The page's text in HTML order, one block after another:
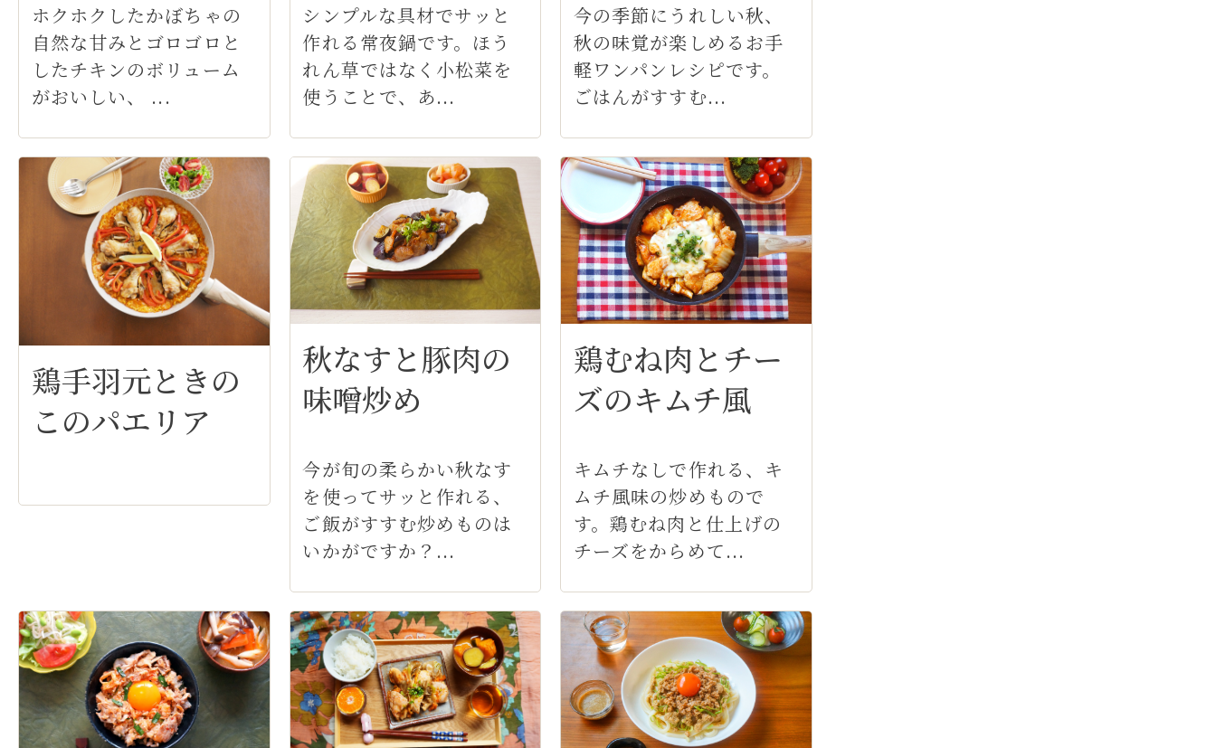
ホクホクしたかぼちゃの
自然な甘みとゴロゴロと
したチキンのボリューム
がおいしい、 ...
シンプルな具材でサッと
作れる常夜鍋です。ほう
れん草ではなく小松菜を
使うことで、あ...
今の季節にうれしい秋、
秋の味覚が楽しめるお手
軽ワンパンレシピです。
ごはんがすすむ...
鶏手羽元ときの
このパエリア
秋なすと豚肉の
味噌炒め
今が旬の柔らかい秋なす
を使ってサッと作れる、
ご飯がすすむ炒めものは
いかがですか？...
鶏むね肉とチー
ズのキムチ風
キムチなしで作れる、キ
ムチ風味の炒めもので
す。鶏むね肉と仕上げの
チーズをからめて...